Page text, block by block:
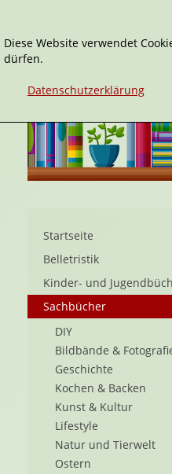
Startseite
Belletristik
Kinder- und
Sachbücher
DIY
Bildbände &
Geschichte
Kochen & Backen
Kunst & Kultur
Lifestyle
Natur und Tierwelt
Ostern
Diese Website verwendet
dürfen.
Datenschutzerklärung